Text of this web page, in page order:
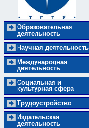
Образовательная
деятельность
Научная деятельность
Международная
деятельность
Социальная и
культурная сфера
Трудоустройство
Издательская
деятельность